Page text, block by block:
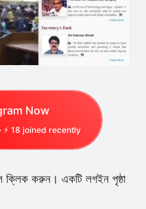
Now
18 joined recently
ক্লিক করুন। একটি লগইন পৃষ্ঠা